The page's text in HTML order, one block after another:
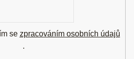
se zpracováním osobních údajů
.